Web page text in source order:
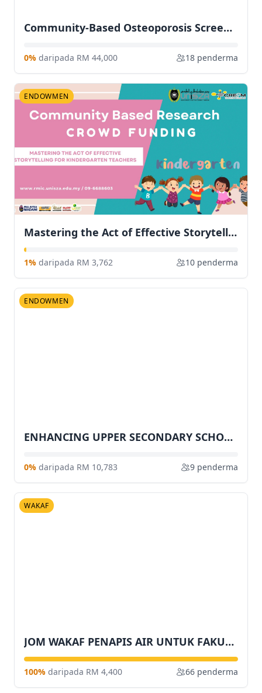
Community-Based Osteoporosis Screening Using Bi-Modal Approach: Agreement Analysis and Intra-Rater Reliability of Quantitative Ultrasound Readings and Comparison with FRAX Scores
0% daripada RM 44,000 18 penderma
ENDOWMEN
Mastering the Act of Effective Storytelling for Kindergarten Teachers
1% daripada RM 3,762 10 penderma
ENDOWMEN
ENHANCING UPPER SECONDARY SCHOOL STUDENTS’ ENGLISH LANGUAGE COMPETENCE VIA EFORMULAONE ENGLISH CAMP IN KUALA NERUS AREA
0% daripada RM 10,783 9 penderma
WAKAF
JOM WAKAF PENAPIS AIR UNTUK FAKULTI SAINS SOSIAL GUNAAN
100% daripada RM 4,400 66 penderma